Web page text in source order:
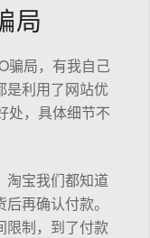
局
骗局，有我自己
是利用了网站优
处，具体细节不
淘宝我们都知道
再确认付款。
限制，到了付款